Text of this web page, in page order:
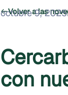
Volver a las
octubre 9, 2025
con